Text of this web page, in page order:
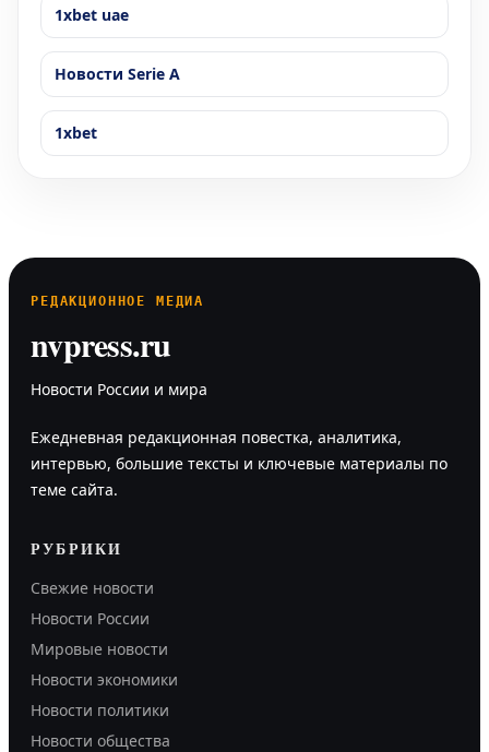
1xbet uae
Новости Serie A
1xbet
РЕДАКЦИОННОЕ МЕДИА
nvpress.ru
Новости России и мира
Ежедневная редакционная повестка, аналитика,
интервью, большие тексты и ключевые материалы по
теме сайта.
РУБРИКИ
Свежие новости
Новости России
Мировые новости
Новости экономики
Новости политики
Новости общества